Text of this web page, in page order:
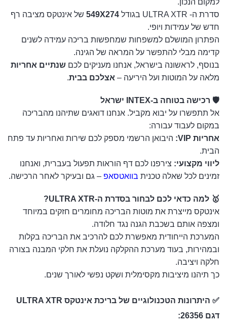
למקום הנכון.
סדרת ה- ULTRA XTR בגודל
549X274 של אינטקס מציבה רף
חדש של עמידות ויופי.
הפתרון המושלם למשפחות שמחפשות בריכה עמידה לשנים
קדימה מבלי להתפשר על המראה של הגינה.
בנוסף, לראשונה בישראל, אנחנו מעניקים לכם שנתיים אחריות
מלאה על המוטות ועל היריעה – אצלכם בבית.
🛡️ רכישה בטוחה ב-INTEX ישראל
אל תתפשרו על יבוא מקביל. אנחנו דואגים שתיהנו מהבריכה
במקום לעבוד עבורה:
אחריות VIP:
היבואן הרשמי מספק לכם שירות ואחריות עד פתח
הבית.
ליווי מקצועי: צירפנו לכם דף הוראות תפעול בעברית, ואנחנו
זמינים לכל שאלה טכנית בוואטסאפ – גם ובעיקר לאחר הרכישה.
🥇 למה כדאי לכם לבחור בסדרת ה-ULTRA XTR?
אינטקס מייצרת את מוטות הבריכה מחומרים חזקים במיוחד
ומצפה אותם בשכבת הגנה נגד חלודה.
המערכת הייחודית מאפשרת לכם להרכיב את הבריכה בקלות
ובמהירות, בעוד מערכת ההקלקה נועלת את חלקי המבנה בצורה
חלקה ויציבה.
כך תיהנו מיציבות מקסימלית ושקט נפשי לאורך שנים.
✅
היתרונות הטכנולוגיים של בריכת אינטקס ULTRA XTR
דגם 26356: